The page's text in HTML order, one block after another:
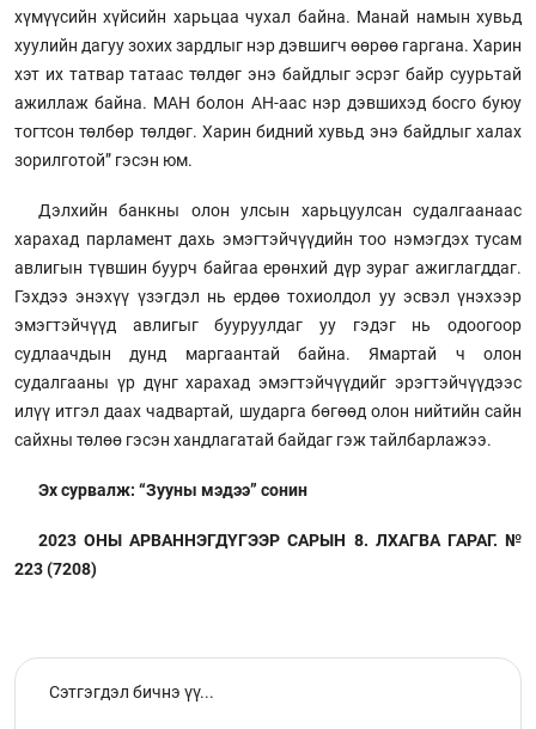
хүмүүсийн хүйсийн харьцаа чухал байна. Манай намын хувьд
хуулийн дагуу зохих зардлыг нэр дэвшигч өөрөө гаргана. Харин
хэт их татвар татаас төлдөг энэ байдлыг эсрэг байр суурьтай
ажиллаж байна. МАН болон АН-аас нэр дэвшихэд босго буюу
тогтсон төлбөр төлдөг. Харин бидний хувьд энэ байдлыг халах
зорилготой” гэсэн юм.
Дэлхийн банкны олон улсын харьцуулсан судалгаанаас
харахад парламент дахь эмэгтэйчүүдийн тоо нэмэгдэх тусам
авлигын түвшин буурч байгаа ерөнхий дүр зураг ажиглагддаг.
Гэхдээ энэхүү үзэгдэл нь ердөө тохиолдол уу эсвэл үнэхээр
эмэгтэйчүүд авлигыг бууруулдаг уу гэдэг нь одоогоор
судлаачдын дунд маргаантай байна. Ямартай ч олон
судалгааны үр дүнг харахад эмэгтэйчүүдийг эрэгтэйчүүдээс
илүү итгэл даах чадвартай, шударга бөгөөд олон нийтийн сайн
сайхны төлөө гэсэн хандлагатай байдаг гэж тайлбарлажээ.
Эх сурвалж: “Зууны мэдээ” сонин
2023 ОНЫ АРВАННЭГДҮГЭЭР САРЫН 8. ЛХАГВА ГАРАГ. №
223 (7208)